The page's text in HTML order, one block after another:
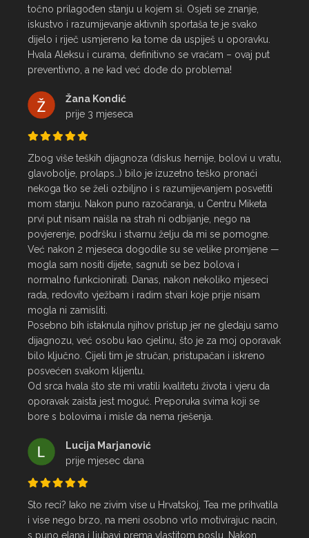
točno prilagođen stanju u kojem si. Osjeti se znanje,
iskustvo i razumijevanje aktivnih sportaša te je svako
dijelo i riječ usmjereno ka tome da uspiješ u oporavku.
Hvala Aleksu i curama, definitivno se vraćam – ovaj put
preventivno, a ne kad već dođe do problema!
Žana Kondić
prije 3 mjeseca
Zbog više teških dijagnoza (diskus hernije, bolovi u vratu,
glavobolje, prolaps…) bilo je izuzetno teško pronaći
nekoga tko se želi ozbiljno i s razumijevanjem posvetiti
mom stanju. Nakon puno razočaranja, u Centru Miketa
prvi put nisam naišla na strah ni odbijanje, nego na
povjerenje, podršku i stvarnu želju da mi se pomogne.
Već nakon 2 mjeseca dogodile su se velike promjene —
mogla sam nositi dijete, sagnuti se bez bolova i
normalno funkcionirati. Danas, nakon nekoliko mjeseci
rada, redovito vježbam i radim stvari koje prije nisam
mogla ni zamisliti.
Posebno bih istaknula njihov pristup jer ne gledaju samo
dijagnozu, već osobu kao cjelinu, što je za moj oporavak
bilo ključno. Cijeli tim je stručan, pristupačan i iskreno
posvećen svakom klijentu.
Od srca hvala što ste mi vratili kvalitetu života i vjeru da
oporavak zaista jest moguć. Preporuka svima koji se
bore s bolovima i misle da nema rješenja.
Lucija Marjanović
prije mjesec dana
Sto reci? Iako ne zivim vise u Hrvatskoj, Tea me prihvatila
i vise nego brzo, na meni osobno vrlo motivirajuc nacin,
s puno elana i ljubavi prema vlastitom poslu. Nakon